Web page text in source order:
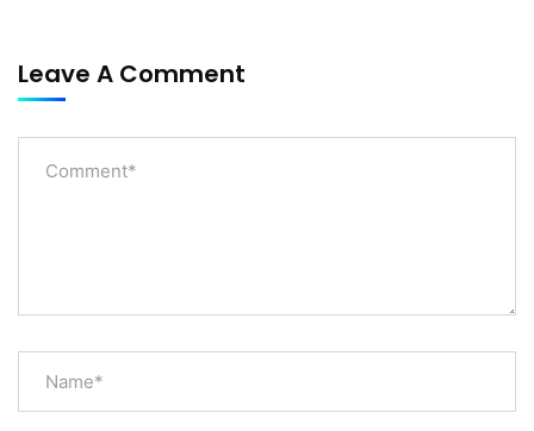
Leave A Comment